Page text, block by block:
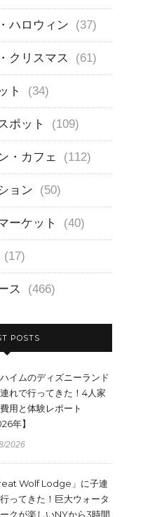
ハロウィン (37)
クリスマス (61)
ト (34)
ポット (109)
・カフェ (112)
ョン (50)
ーケット (40)
(17)
ス (466)
POSTS
イムのディズニーランド
れで行ってきた！4人家
用と体験レポート
年】
2026
Wolf Lodge」に子連
ってきた！巨大ウォータ
クが楽しいNYから3時間